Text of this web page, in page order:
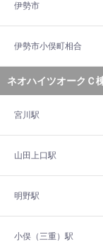
伊勢市
伊勢市小俣町相合
ネオハイツオークＣ
宮川駅
山田上口駅
明野駅
小俣（三重）駅